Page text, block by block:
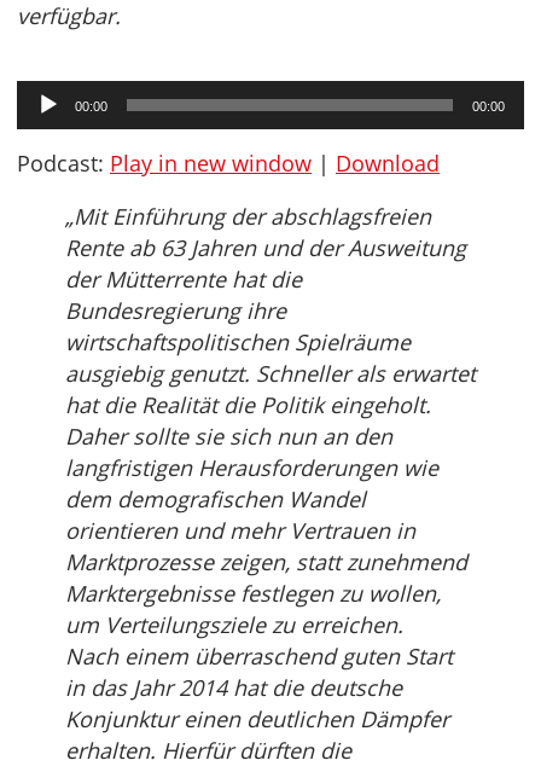
verfügbar.
Audio-
Player
00:00 00:00
Podcast: Play in new window | Download
„Mit Einführung der abschlagsfreien
Rente ab 63 Jahren und der Ausweitung
der Mütterrente hat die
Bundesregierung ihre
wirtschaftspolitischen Spielräume
ausgiebig genutzt. Schneller als erwartet
hat die Realität die Politik eingeholt.
Daher sollte sie sich nun an den
langfristigen Herausforderungen wie
dem demografischen Wandel
orientieren und mehr Vertrauen in
Marktprozesse zeigen, statt zunehmend
Marktergebnisse festlegen zu wollen,
um Verteilungsziele zu erreichen.
Nach einem überraschend guten Start
in das Jahr 2014 hat die deutsche
Konjunktur einen deutlichen Dämpfer
erhalten. Hierfür dürften die